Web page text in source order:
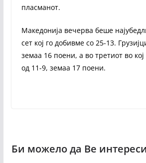
пласманот.
Македонија вечерва беше
сет кој го добивме со 25-13.
земаа 16 поени, а во третиот во
од 11-9, земаа 17 поени.